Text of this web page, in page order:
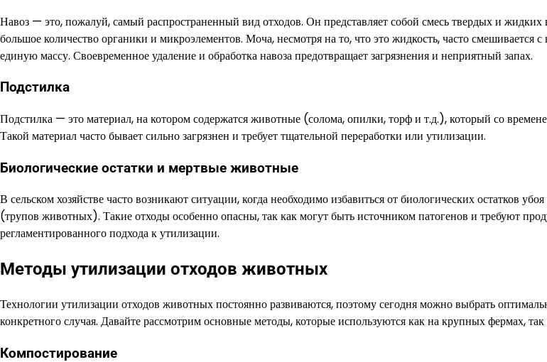
Навоз — это, пожалуй, самый распространенный вид отходов. Он представляет собой смесь твердых и
большое количество органики и микроэлементов. Моча, несмотря на то, что это жидкость, часто смешивается с
единую массу. Своевременное удаление и обработка навоза предотвращает загрязнения и неприятный запах.
Подстилка
Подстилка — это материал, на котором содержатся животные (солома, опилки, торф и т.д.), который со
Такой материал часто бывает сильно загрязнен и требует тщательной переработки или утилизации.
Биологические остатки и мертвые животные
В сельском хозяйстве часто возникают ситуации, когда необходимо избавиться от биологических остатков
(трупов животных). Такие отходы особенно опасны, так как могут быть источником патогенов и требуют
регламентированного подхода к утилизации.
Методы утилизации отходов животных
Технологии утилизации отходов животных постоянно развиваются, поэтому сегодня можно выбрать
конкретного случая. Давайте рассмотрим основные методы, которые используются как на крупных фермах,
Компостирование